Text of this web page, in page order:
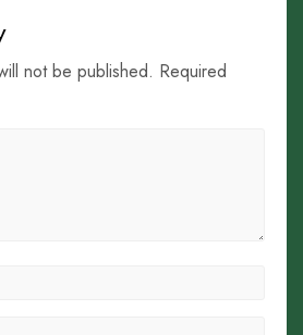
not be published. Required